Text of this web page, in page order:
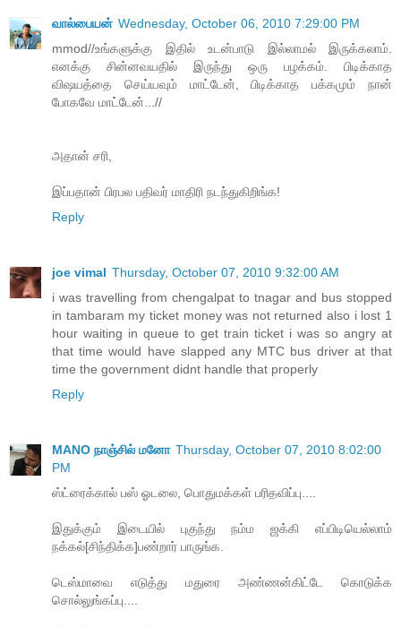
வால்பையன் Wednesday, October 06, 2010 7:29:00 PM
mmod//உங்களுக்கு இதில் உடன்பாடு இல்லாமல் இருக்கலாம்.
எனக்கு சின்னவயதில் இருந்து ஒரு பழக்கம். பிடிக்காத
விஷயத்தை செய்யவும் மாட்டேன், பிடிக்காத பக்கமும் நான்
போகவே மாட்டேன்...//
அதான் சரி,
இப்பதான் பிரபல பதிவர் மாதிரி நடந்துகிறிங்க!
Reply
joe vimal Thursday, October 07, 2010 9:32:00 AM
i was travelling from chengalpat to tnagar and bus stopped
in tambaram my ticket money was not returned also i lost 1
hour waiting in queue to get train ticket i was so angry at
that time would have slapped any MTC bus driver at that
time the government didnt handle that properly
Reply
MANO நாஞ்சில் மனோ Thursday, October 07, 2010 8:02:00
PM
ஸ்ட்ரைக்கால் பஸ் ஓடலை, பொதுமக்கள் பரிதவிப்பு....
இதுக்கும் இடையில் புகுந்து நம்ம ஜக்கி எப்பிடியெல்லாம்
நக்கல்[சிந்திக்க]பண்றார் பாருங்க.
டெஸ்மாவை எடுத்து மதுரை அண்ணன்கிட்டே கொடுக்க
சொல்லுங்கப்பு....